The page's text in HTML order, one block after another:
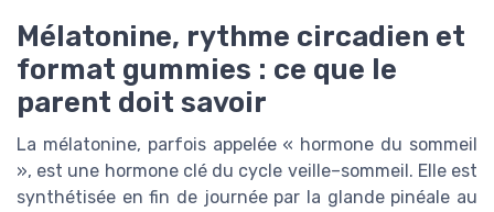
Mélatonine, rythme circadien et
format gummies : ce que le
parent doit savoir
La mélatonine, parfois appelée « hormone du sommeil
», est une hormone clé du cycle veille–sommeil. Elle est
synthétisée en fin de journée par la glande pinéale au